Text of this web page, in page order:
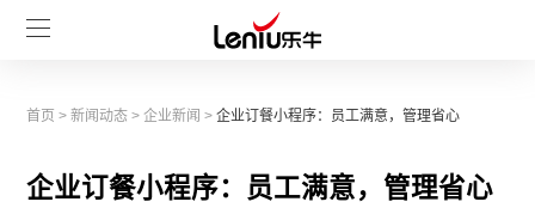
首页 >新闻动态 >企业新闻 >企业订餐小程序：员工满意，管理省心
企业订餐小程序：员工满意，管理省心